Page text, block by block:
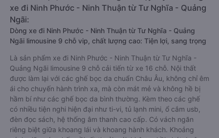
xe đi Ninh Phước - Ninh Thuận từ Tư Nghĩa - Quảng
Ngãi:
Dòng xe đi Ninh Phước - Ninh Thuận từ Tư Nghĩa - Quảng
Ngãi limousine 9 chỗ vip, chất lượng cao: Tiện lợi, sang trọng
Là sản phẩm xe đi Ninh Phước - Ninh Thuận từ Tư Nghĩa -
Quảng Ngãi limousine 9 chỗ cải tiến từ xe 16 chỗ. Nội thất
được làm lại với các ghế bọc da chuẩn Châu Âu, không chỉ êm
ái cho chuyến hành trình xa, mà còn mát mẻ và không hề bị
hầm bí như các ghế bọc da bình thường. Kèm theo các ghế
có nhiều tiện nghi hiện đại như ti-vi, tủ lạnh mini, ổ cắm usb,
đèn đọc sách, hệ thống âm thanh cao cấp. Có vách ngăn
riêng biệt giữa khoang lái và khoang hành khách. Khoảng